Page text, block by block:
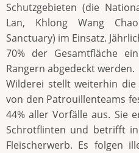
Schutzgebieten (die
Lan, Khlong Wang
Sanctuary) im Einsatz.
70% der Gesamtfläche
Rangern abgedeckt werden.
Wilderei stellt weiterhin
von den Patrouillenteams
44% aller Vorfälle aus. Sie
Schrotflinten und betrifft
Fleischerwerb. Es folgen